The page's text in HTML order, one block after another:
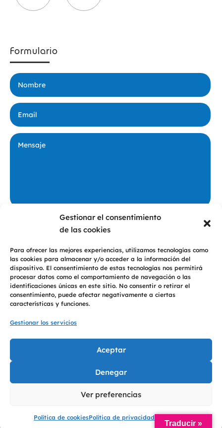
Gestionar el consentimiento
de las cookies
Para ofrecer las mejores experiencias, utilizamos tecnologías como
las cookies para almacenar y/o acceder a la información del
dispositivo. El consentimiento de estas tecnologías nos permitirá
procesar datos como el comportamiento de navegación o las
identificaciones únicas en este sitio. No consentir o retirar el
consentimiento, puede afectar negativamente a ciertas
características y funciones.
Gestionar los servicios
Aceptar
Denegar
Ver preferencias
Política de cookiesPolítica de privacidad
Formulario
De conformidad con lo dispuesto en las normativas vigentes en
protección de datos personales, le informamos que los datos personales y
públicas, serán tratados bajo la responsabilidad de 2T PSICOLOGÍA CB para
el envío de comunicaciones sobre nuestros productos y servicios y se
conservarán durante el tiempo necesario para mantener el fin del
tratamiento. Los datos no serán comunicados a terceros, salvo obligación
legal. Con esta opción confirma la aceptación de nuestra
Política de
Privacidad
Consultar
Copyright © 2026 2T Psicología, Pontevedra y Cambados
Traducir »